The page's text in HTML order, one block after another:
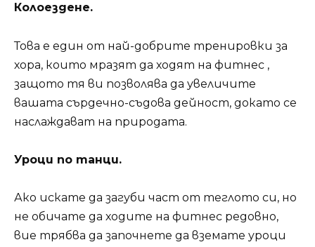
Колоездене.
Това е един от най-добрите тренировки за
хора, които мразят да ходят на фитнес ,
защото тя ви позволява да увеличите
вашата сърдечно-съдова дейност, докато се
наслаждават на природата.
Уроци по танци.
Ако искате да загуби част от теглото си, но
не обичате да ходите на фитнес редовно,
вие трябва да започнете да вземате уроци